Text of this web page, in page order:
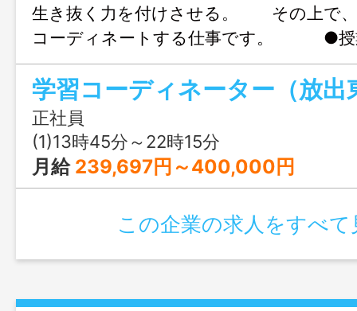
生き抜く力を付けさせる。 その上で、
コーディネートする仕事です。 ●授
の作成や 進捗の管理 ●進路指導や教
供 ●生徒募集など ＊未経験者でも
す。 業務変更範囲：変更無し
学習コーディネーター（放出
正社員
(1)13時45分～22時15分
月給 239,697円～400,000円
この企業の求人をすべて